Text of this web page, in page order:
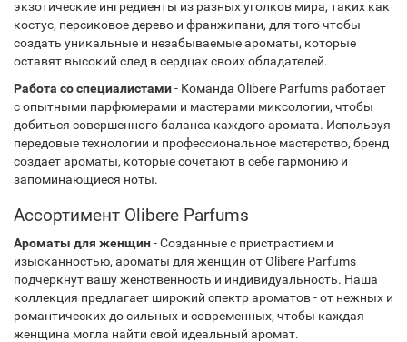
экзотические ингредиенты из разных уголков мира, таких как
костус, персиковое дерево и франжипани, для того чтобы
создать уникальные и незабываемые ароматы, которые
оставят высокий след в сердцах своих обладателей.
Работа со специалистами- Команда Olibere Parfums работает
с опытными парфюмерами и мастерами миксологии, чтобы
добиться совершенного баланса каждого аромата. Используя
передовые технологии и профессиональное мастерство, бренд
создает ароматы, которые сочетают в себе гармонию и
запоминающиеся ноты.
Ассортимент Olibere Parfums
Ароматы для женщин- Созданные с пристрастием и
изысканностью, ароматы для женщин от Olibere Parfums
подчеркнут вашу женственность и индивидуальность. Наша
коллекция предлагает широкий спектр ароматов - от нежных и
романтических до сильных и современных, чтобы каждая
женщина могла найти свой идеальный аромат.